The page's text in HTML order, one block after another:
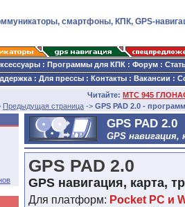
смартфоны, КПК, GPS-
: Программы для КПК : Форум :
: Для прессы : Контакты : Вакансии :
Читайте: МТС 945
Предыдущая страница -> GPS PAD 2.0 -
GPS PAD 2.0
GPS
GPS PAD 2.0
GPS навигация, карта,
Для платформ: Pocket PC и